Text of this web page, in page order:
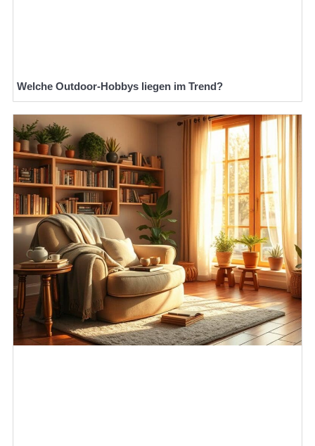
Welche Outdoor-Hobbys liegen im Trend?